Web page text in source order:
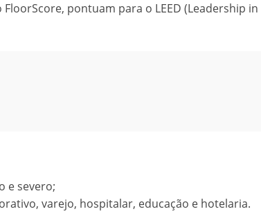
pontuam para o LEED (Leadership in
e severo;
varejo, hospitalar, educação e hotelaria.